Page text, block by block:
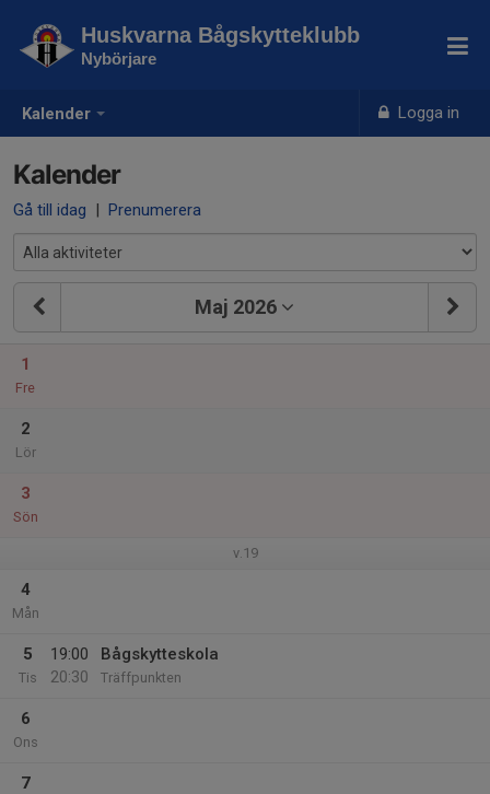
Kalender Logga in
Huskvarna Bågskytteklubb
Nybörjare
Kalender
Gå till idag | Prenumerera
Maj 2026
1
Fre
2
Lör
3
Sön
v.19
4
Mån
5
Tis
19:00
20:30
Bågskytteskola
Träffpunkten
6
Ons
7